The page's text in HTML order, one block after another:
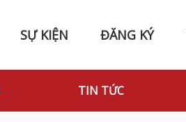
SỰ KIỆN ĐĂNG KÝ
TIN TỨC